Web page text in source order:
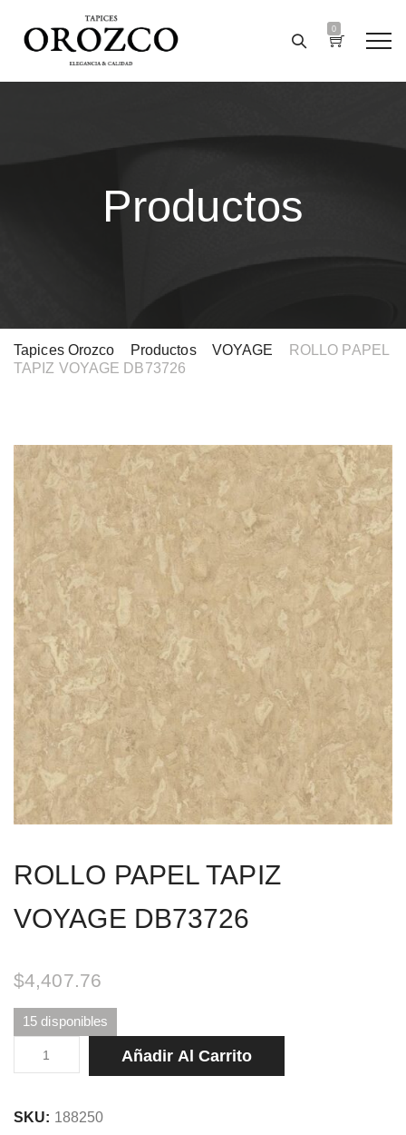
0
Productos
Tapices Orozco Productos> VOYAGE
ROLLO PAPEL
TAPIZ VOYAGE DB73726
ROLLO PAPEL TAPIZ
VOYAGE DB73726
$4,407.76
15 disponibles
ROLLO
PAPEL
VOYAGE
Añadir Al Carrito
SKU: 188250